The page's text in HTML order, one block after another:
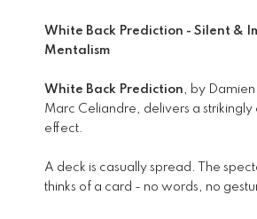
White Back Prediction - Silent &
Mentalism
White Back Prediction, by
Marc Celiandre, delivers a
effect.
A deck is casually spread. The
thinks of a card - no words, no